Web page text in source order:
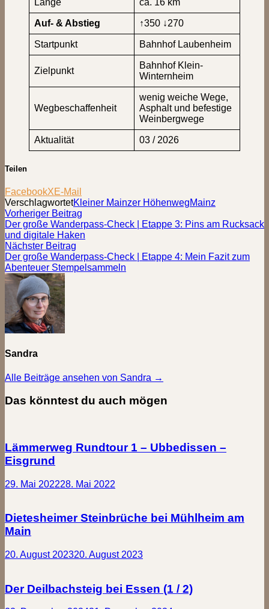
Auf- & Abstieg ↑350 ↓270
Startpunkt Bahnhof Laubenheim
Zielpunkt
Bahnhof Klein-
Winternheim
Wegbeschaffenheit
wenig weiche Wege,
Asphalt und befestige
Weinbergwege
Aktualität 03 / 2026
Teilen
FacebookXE-Mail
VerschlagwortetKleiner Mainzer HöhenwegMainz
Beitragsnavigation
Vorheriger Beitrag
Beitrag:
Der große Wanderpass-Check | Etappe 3: Pins am Rucksack
und digitale Haken
Nächster Beitrag
Beitrag:
Der große Wanderpass-Check | Etappe 4: Mein Fazit zum
Abenteuer Stempelsammeln
Sandra
Alle Beiträge ansehen von Sandra →
Das könntest du auch mögen
Lämmerweg Rundtour 1 – Ubbedissen –
Eisgrund
29. Mai 202228. Mai 2022
Dietesheimer Steinbrüche bei Mühlheim am
Main
20. August 202320. August 2023
Der Deilbachsteig bei Essen (1 / 2)